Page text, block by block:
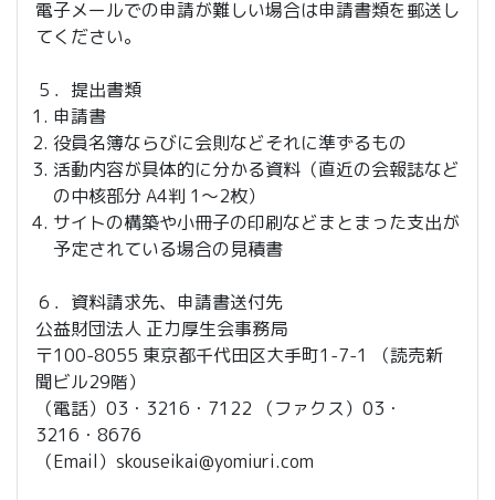
電子メールでの申請が難しい場合は申請書類を郵送し
てください。
５．提出書類
申請書
役員名簿ならびに会則などそれに準ずるもの
活動内容が具体的に分かる資料（直近の会報誌など
の中核部分 A4判 1～2枚）
サイトの構築や小冊子の印刷などまとまった支出が
予定されている場合の見積書
６．資料請求先、申請書送付先
公益財団法人 正力厚生会事務局
〒100-8055 東京都千代田区大手町1-7-1 （読売新
聞ビル29階）
（電話）03・3216・7122 （ファクス）03・
3216・8676
（Email）skouseikai@yomiuri.com